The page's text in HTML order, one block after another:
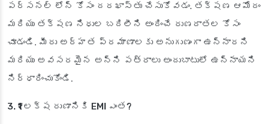
పర్సనల్ లోన్ కోసం దరఖాస్తు చేసుకోవడం. తక్షణ ఆమోదం
మరియు తక్షణ నిధుల బదిలీని అందించే రుణదాతల కోసం
చూడండి. మీరు అర్హత ప్రమాణాలకు అనుగుణంగా ఉన్నారని
మరియు అవసరమైన అన్ని పత్రాలు అందుబాటులో ఉన్నాయని
నిర్ధారించుకోండి.
3. ₹1 లక్ష రుణానికి EMI ఎంత?